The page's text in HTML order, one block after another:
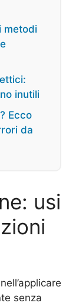
metodi
inutili
Ecco
da
usi
senza